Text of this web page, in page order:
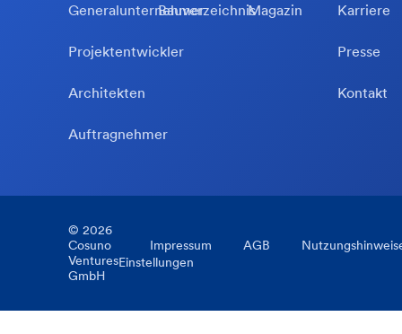
Generalunternehmer
Projektentwickler
Architekten
Auftragnehmer
BauverzeichnisMagazin Karriere
Presse
Kontakt
© 2026
Cosuno
Ventures
GmbH
Impressum AGB
Einstellungen